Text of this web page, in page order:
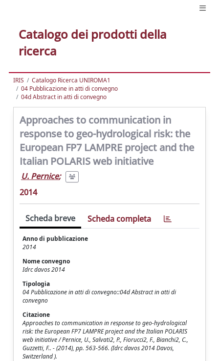
Catalogo dei prodotti della
ricerca
IRIS
Catalogo Ricerca UNIROMA1
04 Pubblicazione in atti di convegno
04d Abstract in atti di convegno
Approaches to communication in
response to geo-hydrological risk: the
European FP7 LAMPRE project and the
Italian POLARIS web initiative
U. Pernice;
2014
Scheda breve Scheda completa
Anno di pubblicazione
2014
Nome convegno
Idrc davos 2014
Tipologia
04 Pubblicazione in atti di convegno::04d Abstract in atti di
convegno
Citazione
Approaches to communication in response to geo-hydrological
risk: the European FP7 LAMPRE project and the Italian POLARIS
web initiative / Pernice, U., Salvati2, P., Fiorucci2, F., Bianchi2, C.,
Guzzetti, F.. - (2014), pp. 563-566. (Idrc davos 2014 Davos,
Switzerland ).